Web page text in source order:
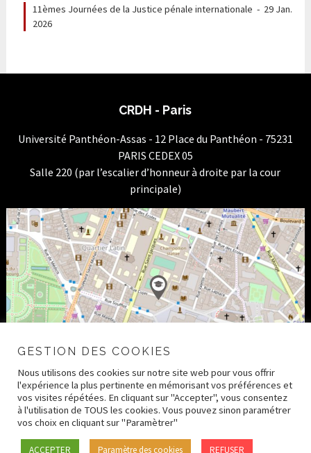
11èmes Journées de la Justice pénale internationale - 29 Jan.
2026
CRDH - Paris
Université Panthéon-Assas - 12 Place du Panthéon - 75231
PARIS CEDEX 05
Salle 220 (par l’escalier d’honneur à droite par la cour
principale)
© 2026 CRDH – Paris Human Rights Center –Mentions
GESTION DES COOKIES
Nous utilisons des cookies sur notre site web pour vous offrir
l'expérience la plus pertinente en mémorisant vos préférences et
vos visites répétées. En cliquant sur "Accepter", vous consentez
à l'utilisation de TOUS les cookies. Vous pouvez sinon paramétrer
vos choix en cliquant sur "Paramètrer"
ACCEPTER Paramètre des cookies REFUSER